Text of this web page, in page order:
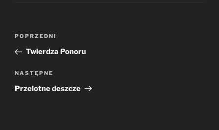
Nawigacja
Poprzedni
wpis
POPRZEDNI
Twierdza Ponoru
Następny
wpis
NASTĘPNE
Przelotne deszcze